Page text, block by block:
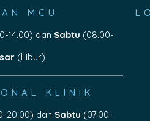
MCU
14.00) dan Sabtu (08.00-
(Libur)
KLINIK
20.00) dan Sabtu (07.00-